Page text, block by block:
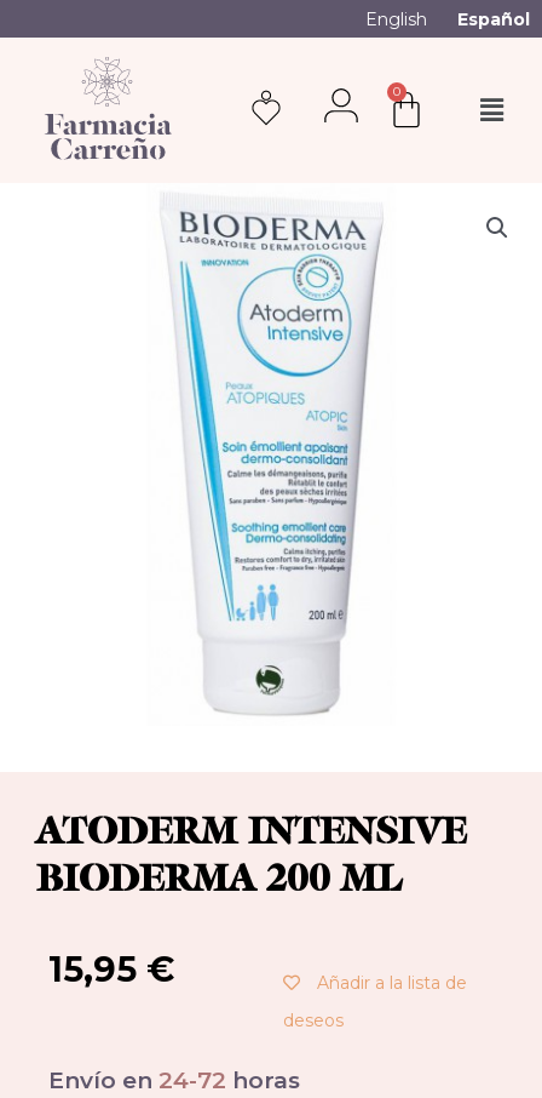
English Español
0
ATODERM INTENSIVE
BIODERMA 200 ML
15,95 €
Añadir a la lista de
deseos
Envío en 24-72 horas